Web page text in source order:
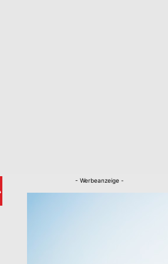
- Werbeanzeige -